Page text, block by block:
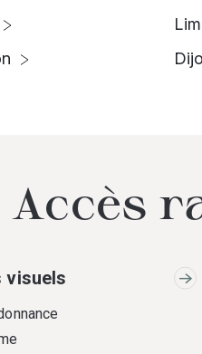
Accès
visuels